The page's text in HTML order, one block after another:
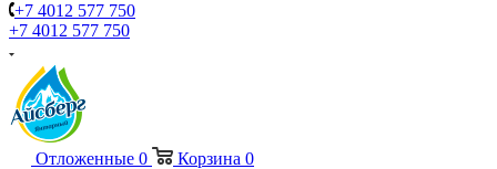
+7 4012 577 750
+7 4012 577 750
Отложенные 0 Корзина 0